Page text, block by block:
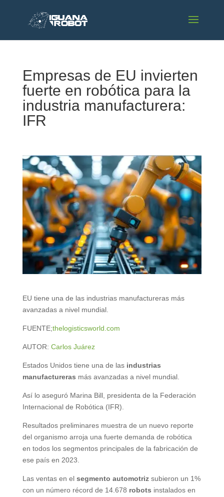
Empresas de EU invierten
fuerte en robótica para la
industria manufacturera:
IFR
EU tiene una de las industrias manufactureras más
avanzadas a nivel mundial.
FUENTE;thelogisticsworld.com
AUTOR: Carlos Juárez
Estados Unidos tiene una de lasindustrias
manufactureras más avanzadas a nivel mundial.
Así lo aseguró Marina Bill, presidenta de la Federación
Internacional de Robótica (IFR).
Resultados preliminares muestra de un nuevo reporte
del organismo arroja una fuerte demanda de robótica
en todos los segmentos principales de la fabricación de
ese país en 2023.
Las ventas en el segmento automotriz subieron un 1%
con un número récord de 14.678 robots instalados en